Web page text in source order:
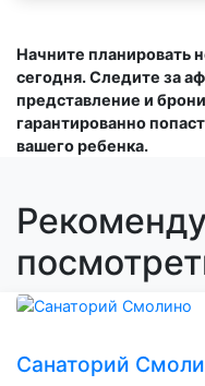
Начните планировать
сегодня. Следите за
представление и
гарантированно
вашего ребенка.
Санаторий